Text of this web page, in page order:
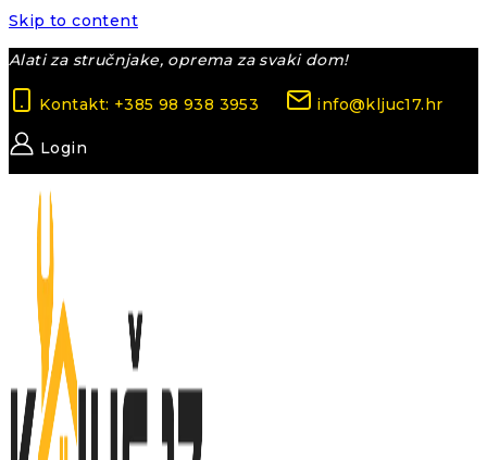
Skip to content
Alati za stručnjake, oprema za svaki dom!
Kontakt: +385 98 938 3953 info@kljuc17.hr
Login